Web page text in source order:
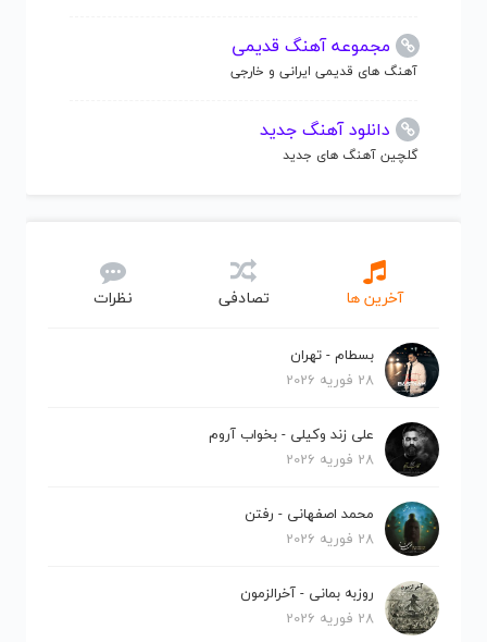
مجموعه آهنگ قدیمی
آهنگ های قدیمی ایرانی و خارجی
دانلود آهنگ جدید
گلچین آهنگ های جدید
آخرین ها تصادفی نظرات
بسطام - تهران
28 فوریه 2026
علی زند وکیلی - بخواب آروم
28 فوریه 2026
محمد اصفهانی - رفتن
28 فوریه 2026
روزبه بمانی - آخرالزمون
28 فوریه 2026